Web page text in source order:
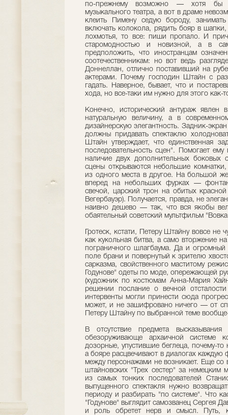
по-прежнему возможно — хотя бы в
музыкального театра, а вот в драме
клеить Пимену седую бороду,
включать колокола, рядить бояр в
лохмотья, то все: пиши пропало. И
старомодностью и новизной, а в
предположить, что иностранцам
соотечественникам: но вот ведь
Доннеллан, отлично поставивший на
актерами. Почему господин Штайн с
гадать. Наверное, бывает, что и
хода, но все-таки им нужно для этого как-
Конечно, исторический антураж явлен
натуральную величину, а в
дизайнерскую элегантность. Задник-
должны придавать спектаклю
Штайн утверждает, что единственная
последовательность сцен". Помогает
наличие двух дополнительных боковых
сцены открываются небольшие комнатки,
из одного места в другое. На большой
вперед на небольших фурках —
свечой, царский трон на обитых
Вегербауэр). Получается, правда, не
наивно дешево — так, что вся якобы
обаятельный советский мультфильм
Гротеск, кстати, Петеру Штайну вовсе
как кукольная битва, а само вторжение
пограничного шлагбаума. Да и
поле брани и повернутый к зрителю
сарказма, свойственного маститому
Годунове" одеты по моде, опережающей
(художник по костюмам Анна-Мария
решении послание о вечной
интервенты могли принести сюда
может, и не зашифровано ничего — от
Петеру Штайну по выбранной теме
В отсутствие предмета
обезоруживающе архаичной системе
дозорные, упустившие беглеца, почему-
а бояре расцвечивают в диалогах каждую
между персонажами не возникает. Еще со
штайновских "Трех сестер" за немецким
из самых тонких последователей
выпущенного спектакля нужно
периоду и разбирать "по системе". Что
"Годунове" выглядит самозванец Сергея
и роль обретет нерв и смысл. Путь,